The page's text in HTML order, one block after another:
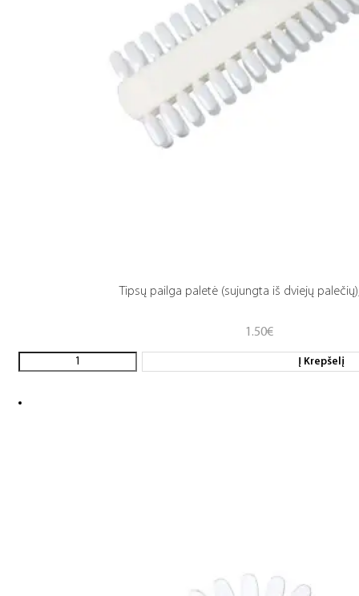
Tipsų pailga paletė (sujungta iš dviejų
1.50€
Į Krepšelį